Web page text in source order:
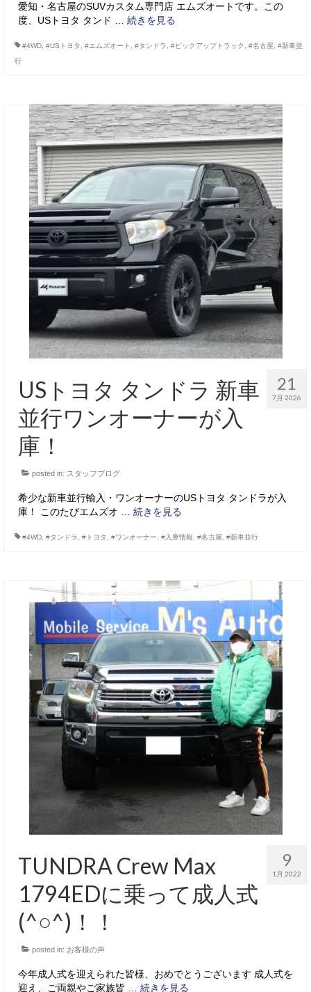
ニュース
スタッフブログ
メールフォーム
電話はこちら
愛知・名古屋のSUVカスタム専門店 エムズオートです。この
度、USトヨタ タンド … 続きを見る
#4WD #USトヨタ #エムズオート #タンドラ #ピックアップトラック #名古屋
#新車並
行
21
7月 2026
USトヨタ タンドラ 新車
並行ワンオーナーが入
庫！
posted in: スタッフブログ
希少な新車並行輸入・ワンオーナーのUSトヨタ タンドラが入
庫！ このたびエムズオ … 続きを見る
#4WD #タンドラ #トヨタ #ワンオーナー #入庫情報 #名古屋 #新車並行
9
1月 2022
TUNDRA Crew Max
1794EDに乗って成人式
(^○^)！！
posted in: お客様の声
今年成人式を迎えられた皆様、おめでとうございます 成人式を
迎え、ご両親やご家族皆 … 続きを見る